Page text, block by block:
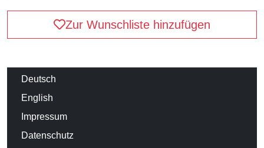
Zur Wunschliste hinzufügen
Deutsch
English
Impressum
Datenschutz